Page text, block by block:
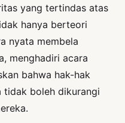
yang tertindas atas
hanya berteori
nyata membela
menghadiri acara
bahwa hak-hak
tidak boleh dikurangi